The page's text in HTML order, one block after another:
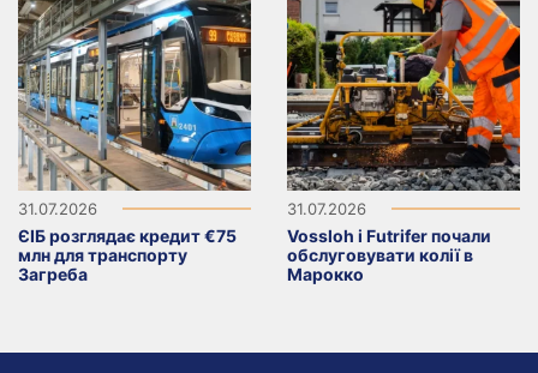
31.07.2026
ЄІБ розглядає кредит €75
млн для транспорту
Загреба
31.07.2026
Vossloh і Futrifer почали
обслуговувати колії в
Марокко